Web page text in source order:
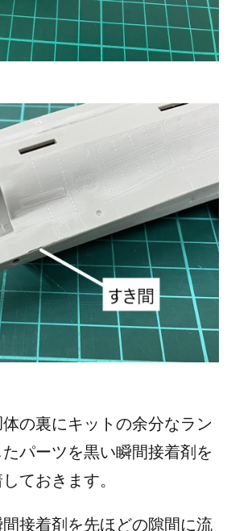
の裏にキットの余分なラン
パーツを黒い瞬間接着剤を
ておきます。
接着剤を先ほどの隙間に流